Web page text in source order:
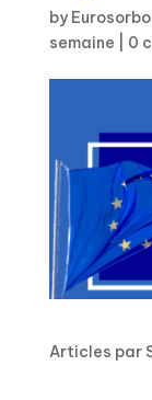
by
semaine
0
Articles par